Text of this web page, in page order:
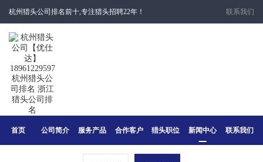
杭州猎头公司排名前十,专注猎头招聘22年！ 联系我们
首页 公司简介 服务产品 合作客户 猎头职位 新闻中心 联系我们